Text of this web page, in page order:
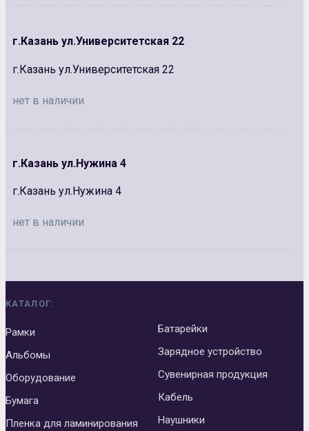
г.Казань ул.Университетская 22
г.Казань ул.Университетская 22
нет в наличии
г.Казань ул.Нужина 4
г.Казань ул.Нужина 4
нет в наличии
КАТАЛОГ:
Рамки
Альбомы
Оборудование
Бумага
Пленка для ламинирования
Батарейки
Зарядное устройство
Сувенирная продукция
Кабель
Наушники